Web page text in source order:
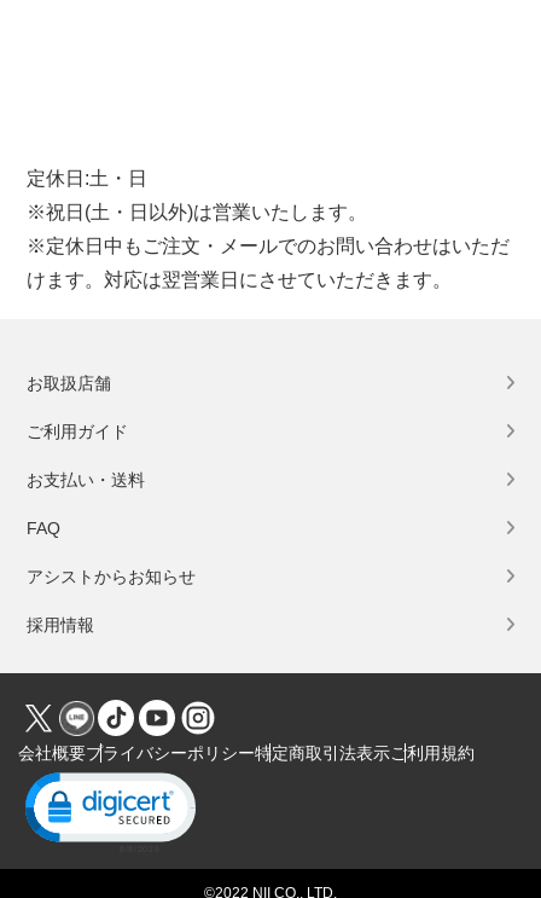
定休日:土・日
※祝日(土・日以外)は営業いたします。
※定休日中もご注文・メールでのお問い合わせはいただ
けます。対応は翌営業日にさせていただきます。
お取扱店舗
ご利用ガイド
お支払い・送料
FAQ
アシストからお知らせ
採用情報
会社概要プライバシーポリシー特定商取引法表示ご利用規約
Click to open certificate verification popup
©2022 NII CO., LTD.